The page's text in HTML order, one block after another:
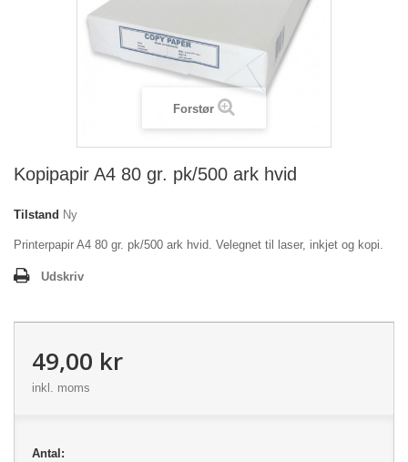
Forstør
Kopipapir A4 80 gr. pk/500 ark hvid
Tilstand Ny
Printerpapir A4 80 gr. pk/500 ark hvid. Velegnet til laser, inkjet og kopi.
Udskriv
49,00 kr
inkl. moms
Antal: